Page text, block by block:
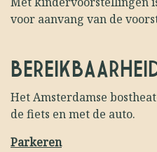
voor aanvang van de
Het Amsterdamse
de fiets en met de auto.
Parkeren